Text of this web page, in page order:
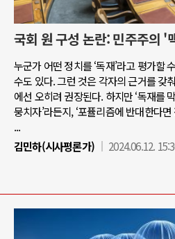
국회 원 구성 논란: 민주주의 '
누군가 어떤 정치를 ‘독재’라고 평가할
수도 있다. 그런 것은 각자의 근거를 갖
에선 오히려 권장된다. 하지만 ‘독재를
뭉치자’라든지, ‘포퓰리즘에 반대한다
...
김민하(시사평론가)
2024.06.12.